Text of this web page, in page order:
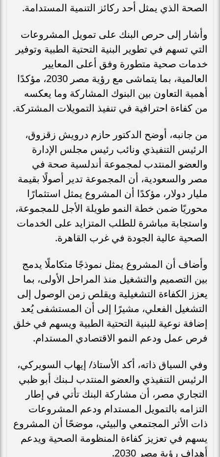
الصحة الذي يمثل أحد ركائز التنمية المستدامة.
وأشار إلى حرص البنك على تمويل المشروعات
التي تسهم في تطوير البنية التحتية الطبية وتوفير
خدمات صحية متطورة وفق أعلى المعايير
العالمية، بما يتماشى مع رؤية مصر 2030، مؤكدًا
أهمية التعاون بين البنوك المشاركة وما يعكسه
من كفاءة احترافية في تنفيذ التمويلات المشتركة.
من جانبه، أوضح الدكتور حازم درويش زقزوق،
الرئيس التنفيذي ونائب رئيس مجلس الإدارة
والعضو المنتدب لمجموعة أندلسية صحة في
مصر والسعودية، أن المجموعة تدير أصولًا بقيمة
مليار دولار، مؤكدًا أن المشروع يمثل استثمارًا
محوريًا ضمن خطة النمو طويلة الأجل للمجموعة،
واستجابة مباشرة للطلب المتزايد على الخدمات
الصحية عالية الجودة في غرب القاهرة.
وأضاف أن المشروع يمثل نموذجًا متكاملًا يدمج
بين التصميم والتشغيل منذ المراحل الأولى، بما
يعزز الكفاءة التشغيلية ويقلص زمن الوصول إلى
التشغيل الفعلي، مشيرًا إلى أن المستشفى يُعد
إضافة نوعية للبنية التحتية الطبية ويسهم في خلق
فرص عمل ودعم النمو الاقتصادي المستدام.
وفي السياق ذاته، أكد الأستاذ/ إيهاب السويركي،
الرئيس التنفيذي والعضو المنتدب لـبنك أبو ظبي
التجاري مصر، أن مشاركة البنك تأتي في إطار
التزامه بالتمويل المستدام ودعم المشروعات
ذات الأثر المجتمعي والبيئي، موضحًا أن المشروع
يسهم في تعزيز كفاءة المنظومة الصحية ويدعم
أهداف رؤية مصر 2030.